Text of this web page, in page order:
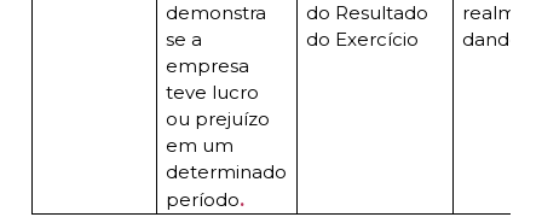
demonstra
se a
empresa
teve lucro
ou prejuízo
em um
determinado
período.
do Resultado
do Exercício
dando